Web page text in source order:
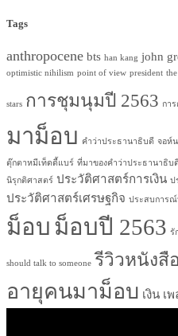
Tags
anthropocene bts han kang john
optimistic nihilism point of view president
stars การชุมนุมปี 2563 การ
มาม็อบ
คำว่าประธานาธิบดี จอห์
ตุ๊กตาหมีเท็ดดี้แบร์ ที่มาของคำว่าประธานาธิบดี
นิรุกติศาสตร์ ประวัติศาสตร์การเงิน ป
ประวัติศาสตร์เศรษฐกิจ ประสบการ
ม็อบ ม็อบปี 2563 รั
should talk to someone รีวิวหนังสือ
อายุคนมาม็อบ เงิน เพ